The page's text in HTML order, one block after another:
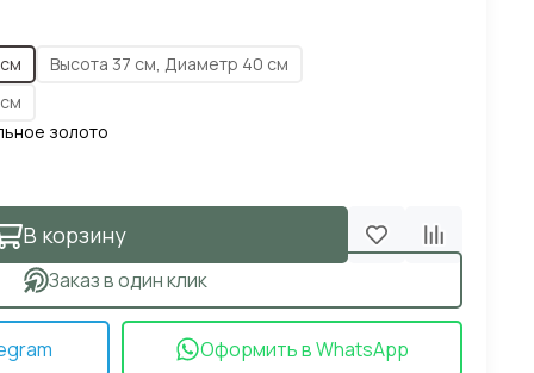
Высота 37 см, Диаметр 40 см
золото
В корзину
Заказ в один клик
Оформить в WhatsApp